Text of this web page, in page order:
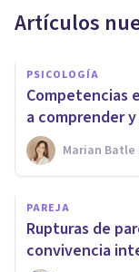
Artículos
PSICOLOGÍA
Competencias
a comprender
Marian
PAREJA
Rupturas de
convivencia